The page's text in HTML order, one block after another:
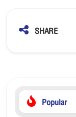
SHARE
Popular